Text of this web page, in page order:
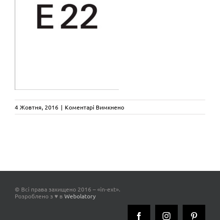
4 Жовтня, 2016 | Коментарі Вимкненодо
e22
© Всі права захищено 2016 – «in-ext».
Розроблено з ♥ в Webolatory